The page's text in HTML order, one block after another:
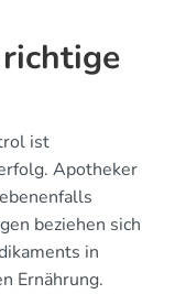
ist
Apotheker
beziehen sich
in
Ernährung.